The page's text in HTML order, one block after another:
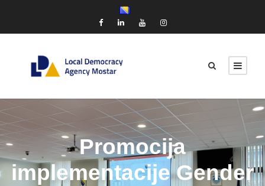
Promocija
implementacije Gender